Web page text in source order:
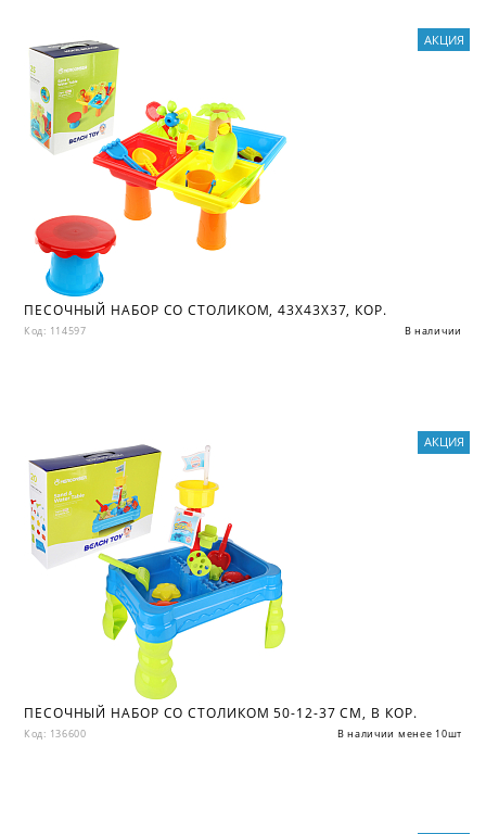
ПЕСОЧНЫЙ НАБОР СО СТОЛИКОМ, 43Х43Х37, КОР.
Код: 114597 В наличии
АКЦИЯ
ПЕСОЧНЫЙ НАБОР СО СТОЛИКОМ 50-12-37 СМ, В КОР.
Код: 136600 В наличии менее 10шт
АКЦИЯ